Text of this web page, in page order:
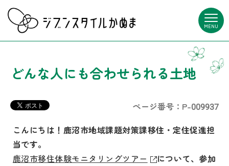
MENU
どんな人にも合わせられる土地
ページ番号：P-009937
こんにちは！鹿沼市地域課題対策課移住・定住促進担
当です。
鹿沼市移住体験モニタリングツアー
について、参加